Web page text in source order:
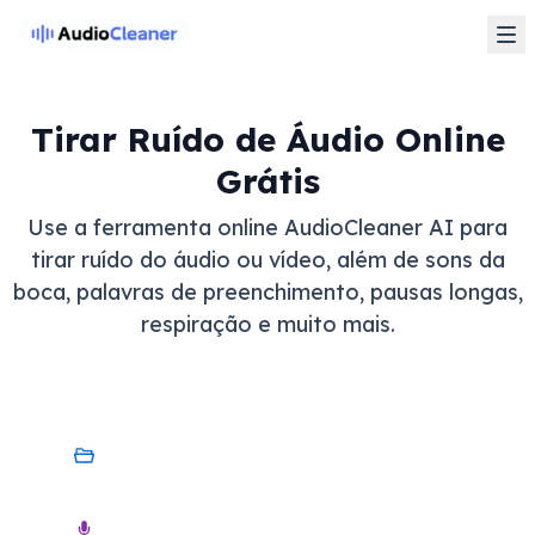
Tirar Ruído de Áudio Online
Grátis
Use a ferramenta online AudioCleaner AI para
tirar ruído do áudio ou vídeo, além de sons da
boca, palavras de preenchimento, pausas longas,
respiração e muito mais.